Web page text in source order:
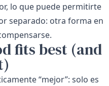
lo que puede permitirte
separado: otra forma en
fits best (and
“mejor”: solo es